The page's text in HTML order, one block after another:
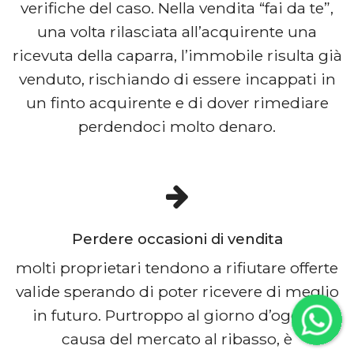
verifiche del caso. Nella vendita “fai da te”,
una volta rilasciata all’acquirente una
ricevuta della caparra, l’immobile risulta già
venduto, rischiando di essere incappati in
un finto acquirente e di dover rimediare
perdendoci molto denaro.
Perdere occasioni di vendita
molti proprietari tendono a rifiutare offerte
valide sperando di poter ricevere di meglio
in futuro. Purtroppo al giorno d’oggi, a
causa del mercato al ribasso, è